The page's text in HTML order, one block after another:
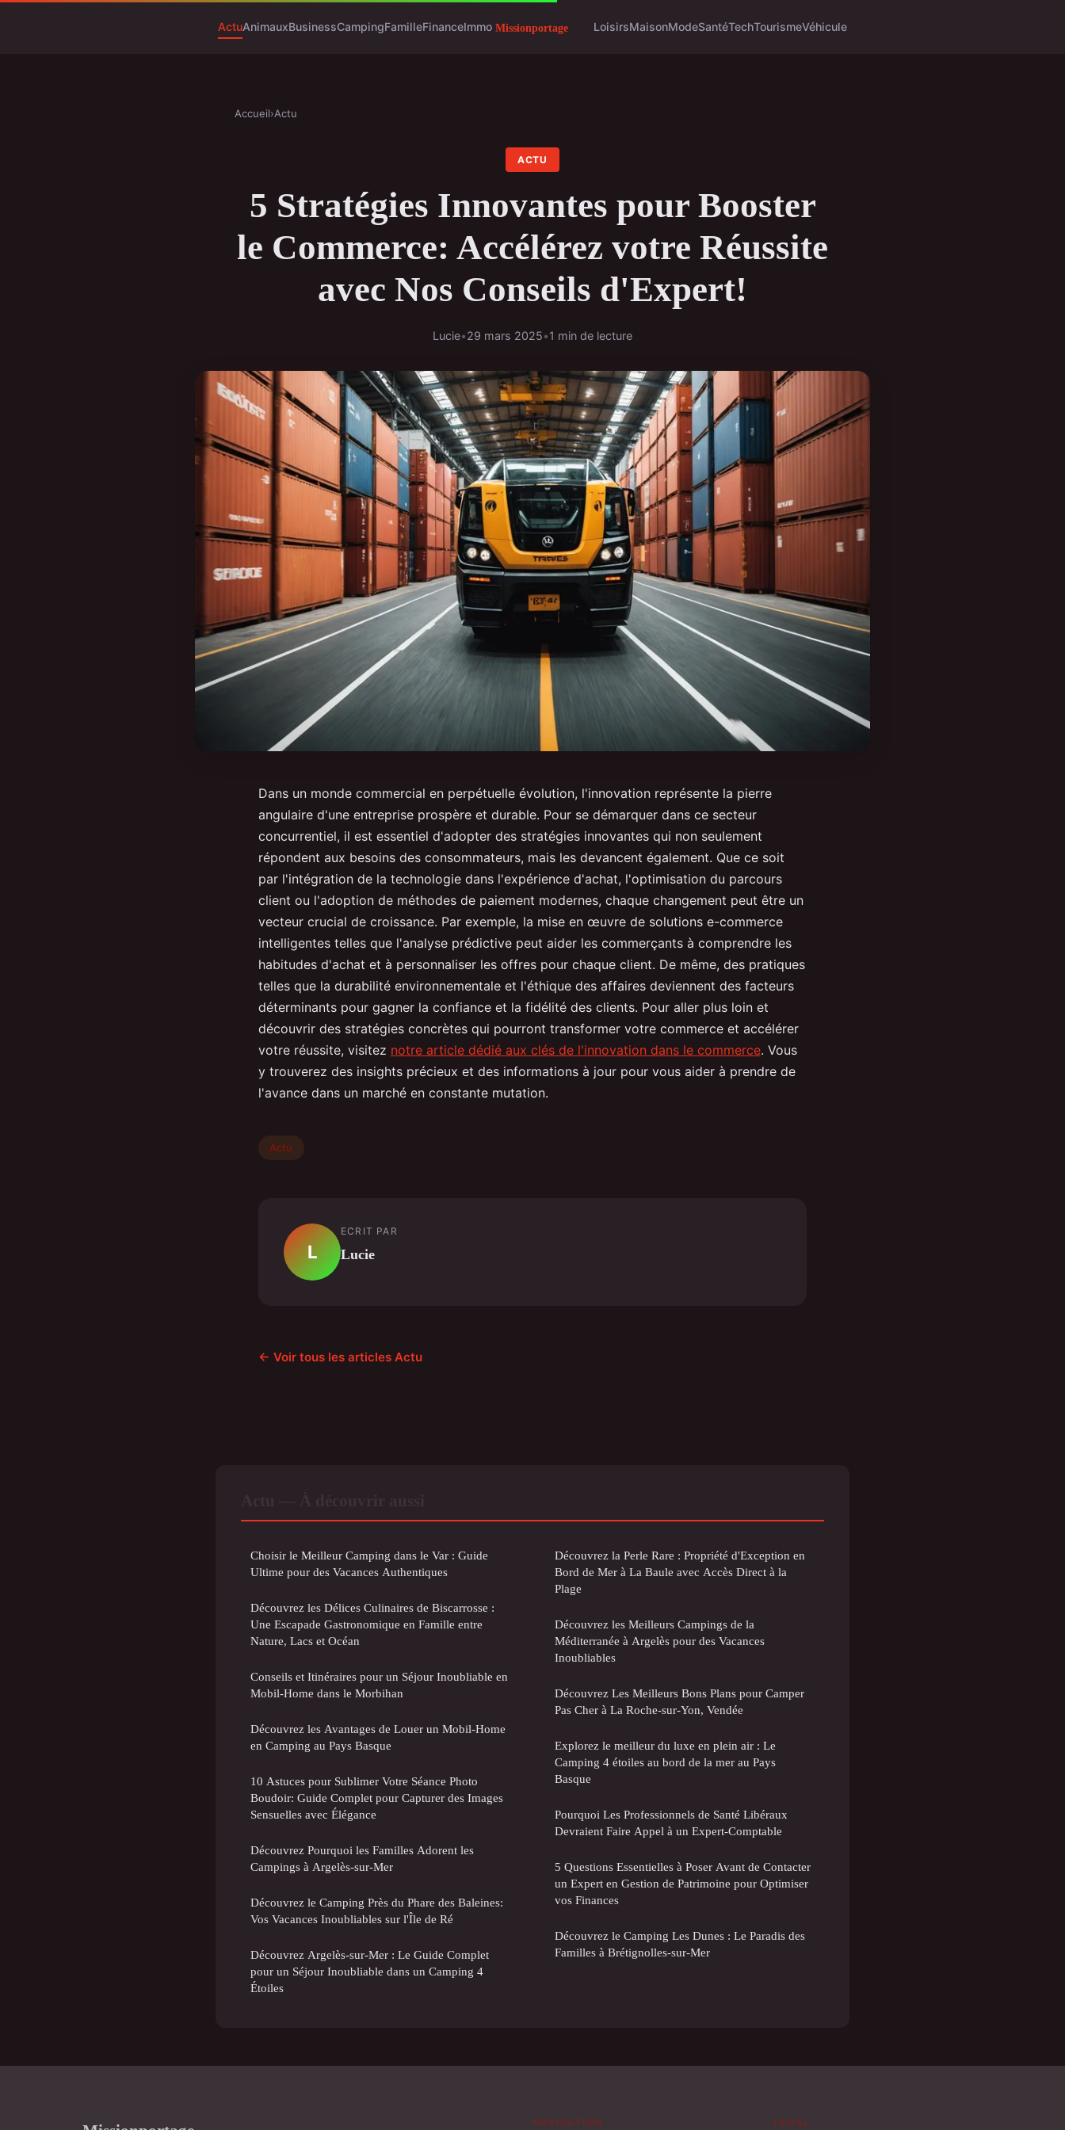
ActuAnimauxBusinessCampingFamilleFinanceImmo LoisirsMaisonModeSantéTechTourismeVéhicule
Accueil›Actu
ACTU
5 Stratégies Innovantes pour Booster
le Commerce: Accélérez votre Réussite
avec Nos Conseils d'Expert!
Lucie•29 mars 2025•1 min de lecture
Dans un monde commercial en perpétuelle évolution, l'innovation représente la pierre
angulaire d'une entreprise prospère et durable. Pour se démarquer dans ce secteur
concurrentiel, il est essentiel d'adopter des stratégies innovantes qui non seulement
répondent aux besoins des consommateurs, mais les devancent également. Que ce soit
par l'intégration de la technologie dans l'expérience d'achat, l'optimisation du parcours
client ou l'adoption de méthodes de paiement modernes, chaque changement peut être un
vecteur crucial de croissance. Par exemple, la mise en œuvre de solutions e-commerce
intelligentes telles que l'analyse prédictive peut aider les commerçants à comprendre les
habitudes d'achat et à personnaliser les offres pour chaque client. De même, des pratiques
telles que la durabilité environnementale et l'éthique des affaires deviennent des facteurs
déterminants pour gagner la confiance et la fidélité des clients. Pour aller plus loin et
découvrir des stratégies concrètes qui pourront transformer votre commerce et accélérer
votre réussite, visitez notre article dédié aux clés de l'innovation dans le commerce. Vous
y trouverez des insights précieux et des informations à jour pour vous aider à prendre de
l'avance dans un marché en constante mutation.
Actu
L
ECRIT PAR
Lucie
← Voir tous les articles Actu
Choisir le Meilleur Camping dans le Var : Guide
Ultime pour des Vacances Authentiques
Découvrez les Délices Culinaires de Biscarrosse :
Une Escapade Gastronomique en Famille entre
Nature, Lacs et Océan
Conseils et Itinéraires pour un Séjour Inoubliable en
Mobil-Home dans le Morbihan
Découvrez les Avantages de Louer un Mobil-Home
en Camping au Pays Basque
10 Astuces pour Sublimer Votre Séance Photo
Boudoir: Guide Complet pour Capturer des Images
Sensuelles avec Élégance
Découvrez Pourquoi les Familles Adorent les
Campings à Argelès-sur-Mer
Découvrez le Camping Près du Phare des Baleines:
Vos Vacances Inoubliables sur l'Île de Ré
Découvrez Argelès-sur-Mer : Le Guide Complet
pour un Séjour Inoubliable dans un Camping 4
Étoiles
Découvrez la Perle Rare : Propriété d'Exception en
Bord de Mer à La Baule avec Accès Direct à la
Plage
Découvrez les Meilleurs Campings de la
Méditerranée à Argelès pour des Vacances
Inoubliables
Découvrez Les Meilleurs Bons Plans pour Camper
Pas Cher à La Roche-sur-Yon, Vendée
Explorez le meilleur du luxe en plein air : Le
Camping 4 étoiles au bord de la mer au Pays
Basque
Pourquoi Les Professionnels de Santé Libéraux
Devraient Faire Appel à un Expert-Comptable
5 Questions Essentielles à Poser Avant de Contacter
un Expert en Gestion de Patrimoine pour Optimiser
vos Finances
Découvrez le Camping Les Dunes : Le Paradis des
Familles à Brétignolles-sur-Mer
NAVIGATION LÉGAL